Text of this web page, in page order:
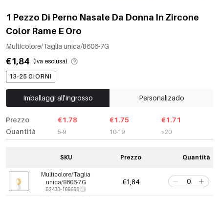
1 Pezzo Di Perno Nasale Da Donna In Zircone
Color Rame E Oro
Multicolore/Taglia unica/8606-7G
€1,84 (Iva esclusa)
13-25 GIORNI
Imballaggi all'ingrosso Personalizado
Prezzo
Quantità
€1.78
5-9
€1.75
10-19
€1.71
≥20
SKU Prezzo Quantità
Multicolore/Taglia
unica/8606-7G
52430-169686
€1,84